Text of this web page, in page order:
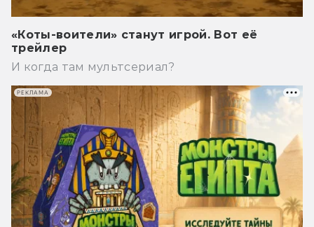
«Коты-воители» станут игрой. Вот её
трейлер
И когда там мультсериал?
РЕКЛАМА